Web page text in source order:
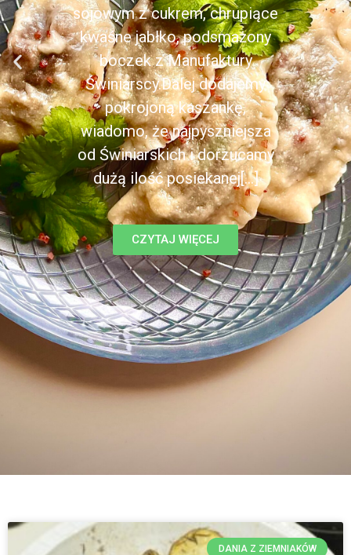
sojowym z cukrem, chrupiące
kwaśne jabłko, podsmażony
boczek z Manufaktury
Świniarscy.Dalej dodajemy
pokrojoną kaszankę,
wiadomo, że najpyszniejsza
od Świniarskich i dorzucamy
dużą ilość posiekanej[...]
CZYTAJ WIĘCEJ
DANIA Z ZIEMNIAKÓW